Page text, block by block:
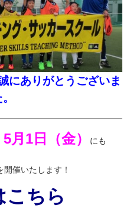
にありがとうございま
5月1日（金） にも
開催いたします！
こちら